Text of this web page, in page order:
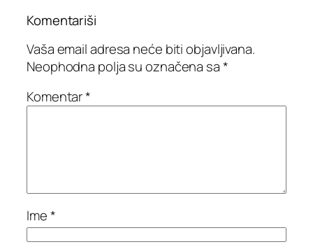
Komentariši
Vaša email adresa neće biti objavljivana.
Neophodna polja su označena sa*
Komentar*
Ime*